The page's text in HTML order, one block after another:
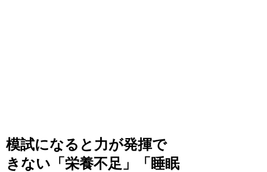
模試になると力が発揮で
きない「栄養不足」「睡眠